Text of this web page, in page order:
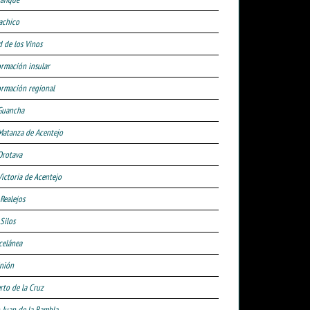
de los Vinos
insular
regional
de Acentejo
de Acentejo
de la Cruz